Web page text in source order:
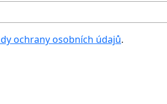
ochrany osobních údajů.